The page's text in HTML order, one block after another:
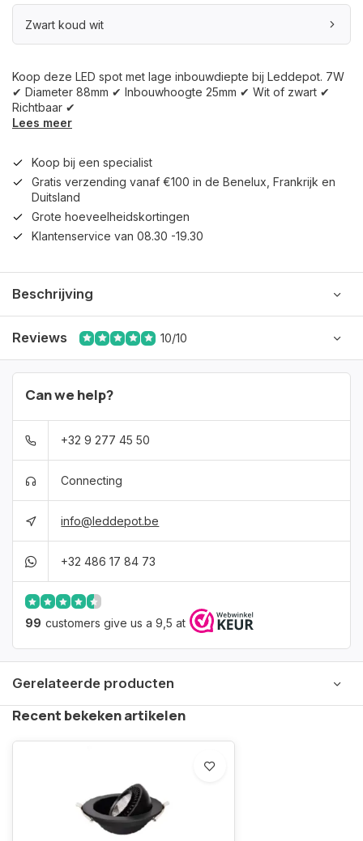
Zwart koud wit
Koop deze LED spot met lage inbouwdiepte bij Leddepot. 7W
✔ Diameter 88mm ✔ Inbouwhoogte 25mm ✔ Wit of zwart ✔
Richtbaar ✔
Lees meer
Koop bij een specialist
Gratis verzending vanaf €100 in de Benelux, Frankrijk en
Duitsland
Grote hoeveelheidskortingen
Klantenservice van 08.30 -19.30
Beschrijving
Reviews 10/10
Can we help?
+32 9 277 45 50
Connecting
info@leddepot.be
+32 486 17 84 73
99 customers give us a 9,5 at
Gerelateerde producten
Recent bekeken artikelen